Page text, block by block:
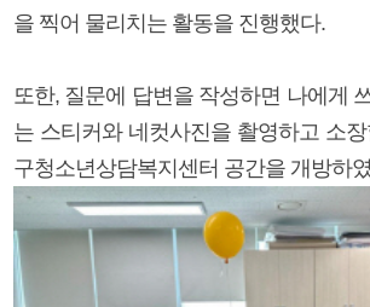
을 찍어 물리치는 활동을 진행했다.
또한, 질문에 답변을 작성하면 나에게
는 스티커와 네컷사진을 촬영하고 소
구청소년상담복지센터 공간을 개방하